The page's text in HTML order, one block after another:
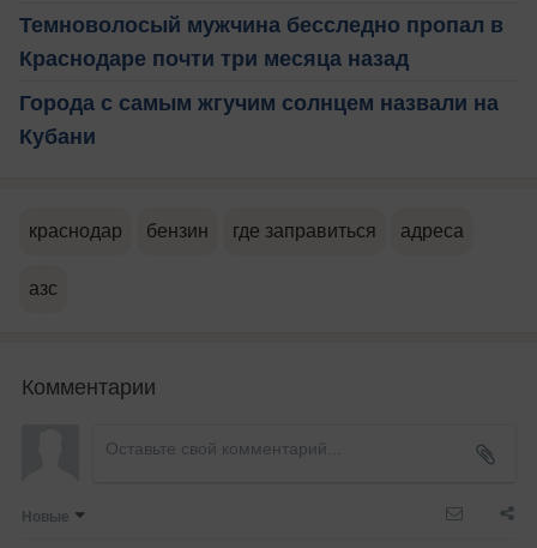
Темноволосый мужчина бесследно пропал в
Краснодаре почти три месяца назад
Города с самым жгучим солнцем назвали на
Кубани
краснодар бензин где заправиться адреса
азс
Комментарии
Новые